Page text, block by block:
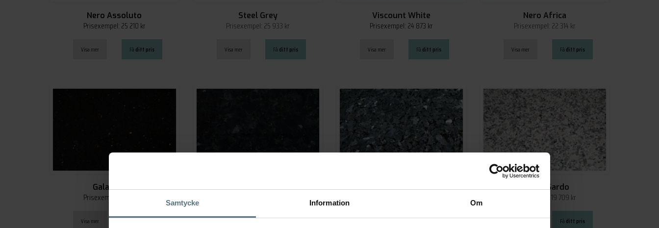
Samtycke Information Om
Nero Assoluto
Prisexempel: 25 210 kr
Visa mer Få ditt pris
Steel Grey
Prisexempel: 25 933 kr
Visa mer Få ditt pris
Viscount White
Prisexempel: 24 873 kr
Visa mer Få ditt pris
Nero Africa
Prisexempel: 22 314 kr
Visa mer Få ditt pris
Galaxy Star
Prisexempel: 27 913 kr
Visa mer Fåditt pris
Emerald Pearl
Visa mer Fåditt pris
Blue Pearl
Visa mer Fåditt pris
Bianco Sardo
Prisexempel: 19 709 kr
Visa mer Få ditt pris